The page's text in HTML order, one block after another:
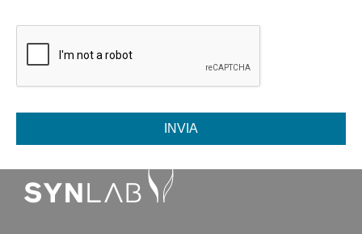
INVIA